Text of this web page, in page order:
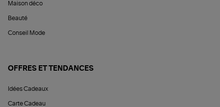
Maison déco
Beauté
Conseil Mode
OFFRES ET TENDANCES
Idées Cadeaux
Carte Cadeau